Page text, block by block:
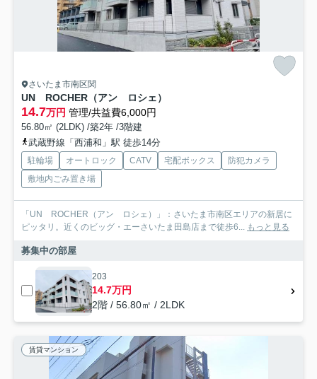
さいたま市南区関
UN ROCHER（アン ロシェ）
14.7万円 管理/共益費6,000円
56.80㎡ (2LDK) /築2年 /3階建
武蔵野線「西浦和」駅 徒歩14分
駐輪場 オートロック CATV 宅配ボックス
防犯カメラ
敷地内ごみ置き場
「UN ROCHER（アン ロシェ）」：さいたま市南区エリアの新居に
ピッタリ。近くのビッグ・エーさいたま田島店まで徒歩6...
もっと見る
募集中の部屋
203
14.7万円
2階 / 56.80㎡ / 2LDK
賃貸マンション